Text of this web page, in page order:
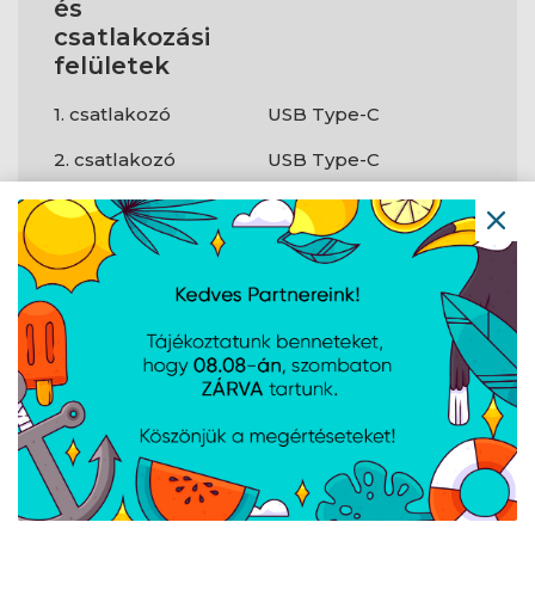
és
csatlakozási
felületek
1. csatlakozó
USB Type-C
2. csatlakozó
USB Type-C
Teljesítmény
E-Marker chip ?
Igen
Kimenő
teljesítmény
100 W
Kialakítás
Kábelhosszúság
1 m